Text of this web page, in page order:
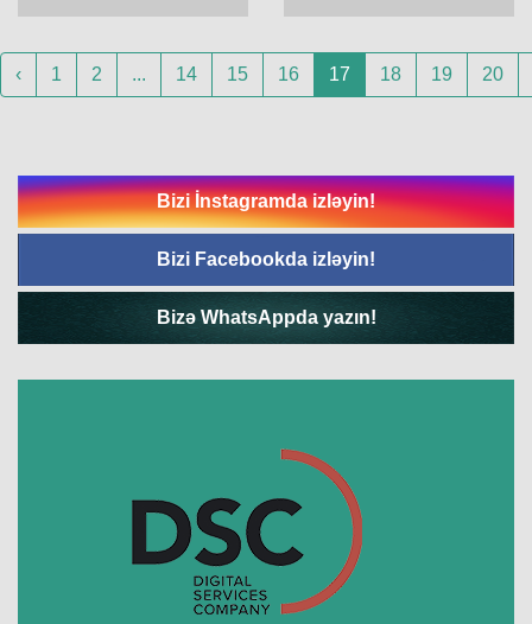
‹ 1 2 ... 14 15 16 17 18 19 20
Bizi İnstagramda izləyin!
Bizi Facebookda izləyin!
Bizə WhatsAppda yazın!